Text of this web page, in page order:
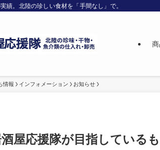
績。北陸の珍しい食材を「手間なし」で。
情報 インフォメーション お知らせ
酒屋応援隊が目指している